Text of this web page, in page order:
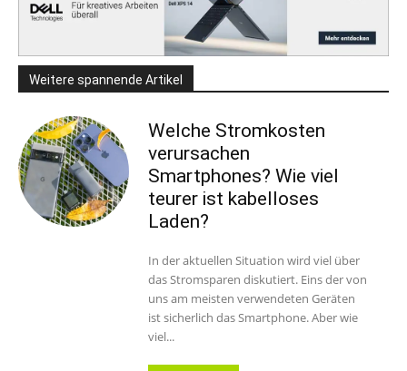
Weitere spannende Artikel
Welche Stromkosten
verursachen
Smartphones? Wie viel
teurer ist kabelloses
Laden?
In der aktuellen Situation wird viel über
das Stromsparen diskutiert. Eins der von
uns am meisten verwendeten Geräten
ist sicherlich das Smartphone. Aber wie
viel...